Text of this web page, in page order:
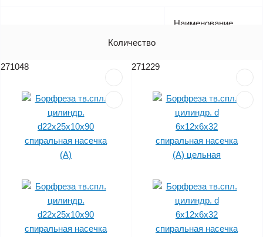
Наименование
Количество
271048 271229